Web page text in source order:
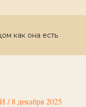
как она есть
/8 декабря 2025